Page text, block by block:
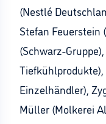
(Nestlé
Stefan Feuerstein
(Schwarz-
Tiefkühlprodukte),
Einzelhändler),
Müller (Molkerei